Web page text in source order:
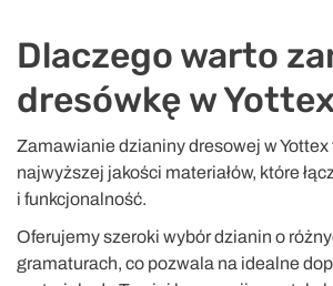
Dlaczego warto
dresówkę w
Zamawianie dzianiny dresowej w
najwyższej jakości materiałów, które
i funkcjonalność.
Oferujemy szeroki wybór dzianin o
gramaturach, co pozwala na idealne